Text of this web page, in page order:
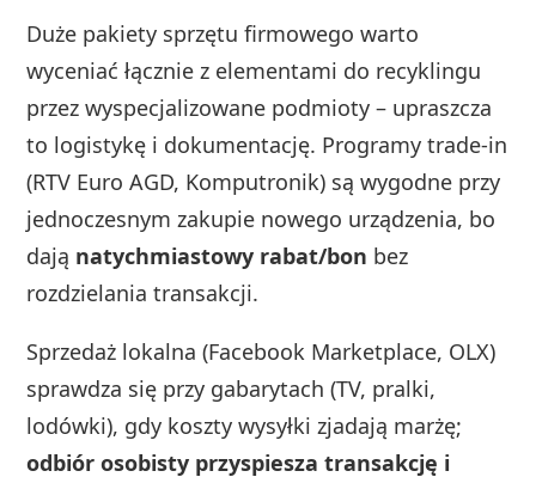
Duże pakiety sprzętu firmowego warto
wyceniać łącznie z elementami do recyklingu
przez wyspecjalizowane podmioty – upraszcza
to logistykę i dokumentację. Programy trade‑in
(RTV Euro AGD, Komputronik) są wygodne przy
jednoczesnym zakupie nowego urządzenia, bo
dają natychmiastowy rabat/bon bez
rozdzielania transakcji.
Sprzedaż lokalna (Facebook Marketplace, OLX)
sprawdza się przy gabarytach (TV, pralki,
lodówki), gdy koszty wysyłki zjadają marżę;
odbiór osobisty przyspiesza transakcję i